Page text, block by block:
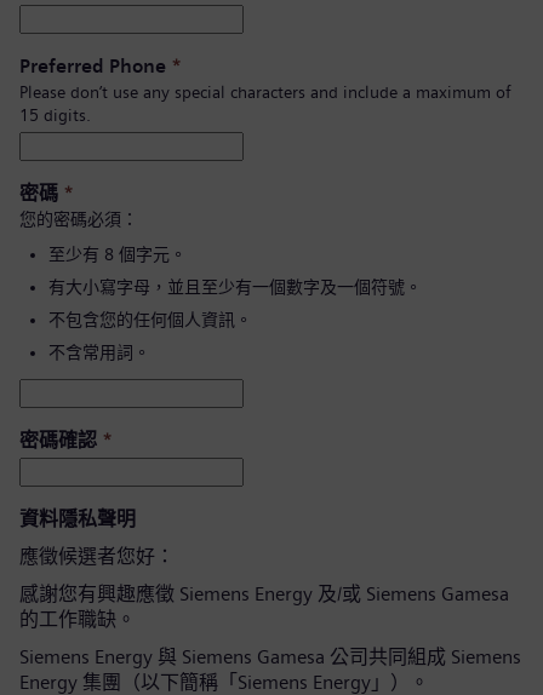
Preferred Phone *
Please don’t use any special characters and include a maximum of
15 digits.
密碼 *
您的密碼必須：
至少有 8 個字元。
有大小寫字母，並且至少有一個數字及一個符號。
不包含您的任何個人資訊。
不含常用詞。
密碼確認 *
資料隱私聲明
應徵候選者您好：
感謝您有興趣應徵 Siemens Energy 及/或 Siemens Gamesa
的工作職缺。
Siemens Energy 與 Siemens Gamesa 公司共同組成 Siemens
Energy 集團（以下簡稱「Siemens Energy」）。